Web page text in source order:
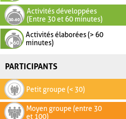
Activités développées
(Entre 30 et 60 minutes)
Activités élaborées (> 60
minutes)
PARTICIPANTS
Petit groupe (< 30)
Moyen groupe (entre 30
et 100)